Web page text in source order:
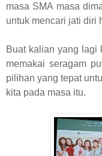
masa SMA masa
untuk mencari jati diri
Buat kalian yang lagi
memakai seragam
pilihan yang tepat
kita pada masa itu.